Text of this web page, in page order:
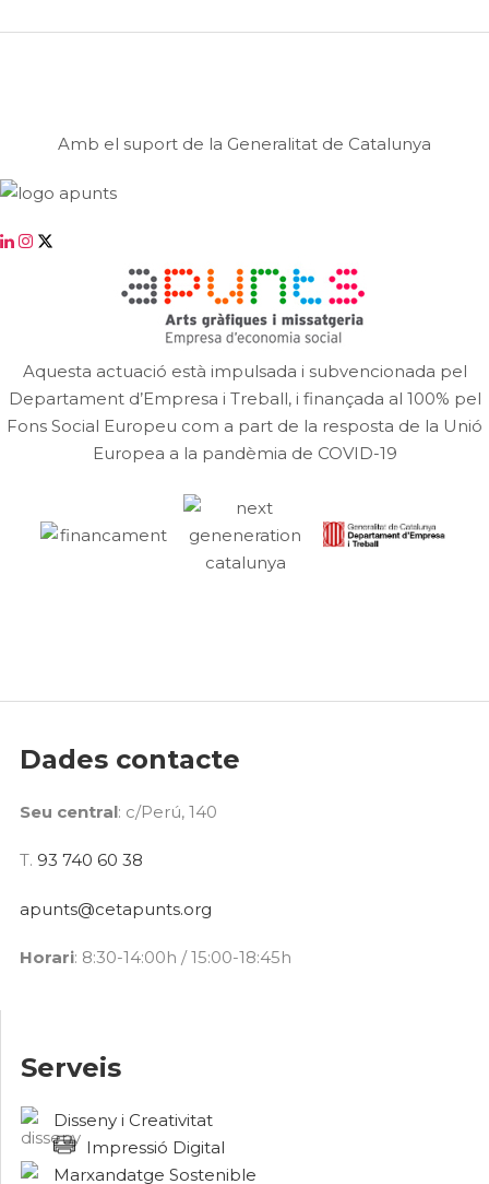
Amb el suport de la Generalitat de Catalunya
Aquesta actuació està impulsada i subvencionada pel
Departament d’Empresa i Treball, i finançada al 100% pel
Fons Social Europeu com a part de la resposta de la Unió
Europea a la pandèmia de COVID-19
Dades contacte
Seu central: c/Perú, 140
T. 93 740 60 38
apunts@cetapunts.org
Horari: 8:30-14:00h / 15:00-18:45h
Serveis
Disseny i Creativitat
Impressió Digital
Marxandatge Sostenible